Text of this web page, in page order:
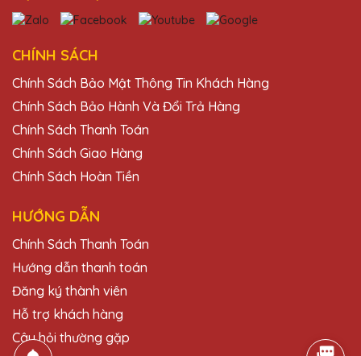
Dịch vụ khách hàng của Quà Tặng Pha Lê
tiếp tục ủng hộ!
Đặng Thị Thảo
27/11/2025
Chất lượng pha lê tại Quà Tặng Pha Lê
QTG rất tốt, thiết kế đẹp và độc đáo. Rất
Đỗ Thị Thu
27/11/2025
QTG rất tốt, thiết kế đẹp và độc đáo. Rất
hài lòng với sản phẩm.
CHÍNH SÁCH
Chính Sách Bảo Mật Thông Tin Khách Hàng
Chính Sách Bảo Hành Và Đổi Trả Hàng
Chính Sách Thanh Toán
Chính Sách Giao Hàng
Chính Sách Hoàn Tiền
HƯỚNG DẪN
Chính Sách Thanh Toán
Hướng dẫn thanh toán
Đăng ký thành viên
Hỗ trợ khách hàng
Câu hỏi thường gặp